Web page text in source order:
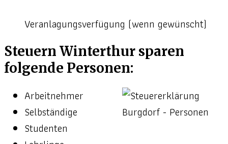
Veranlagungsverfügung (wenn gewünscht)
Steuern Winterthur sparen
folgende Personen:
Arbeitnehmer
Selbständige
Studenten